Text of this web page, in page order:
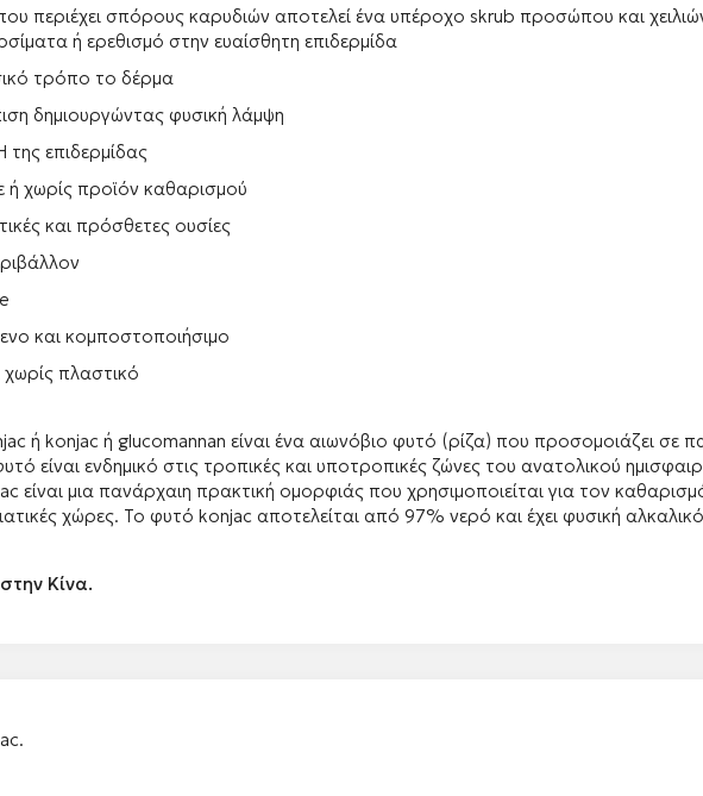
περιέχει σπόρους καρυδιών αποτελεί ένα υπέροχο skrub προσώπου και
ή ερεθισμό στην ευαίσθητη επιδερμίδα
τρόπο το δέρμα
δημιουργώντας φυσική λάμψη
της επιδερμίδας
ή χωρίς προϊόν καθαρισμού
και πρόσθετες ουσίες
και κομποστοποιήσιμο
πλαστικό
ή konjac ή glucomannan είναι ένα αιωνόβιο φυτό (ρίζα) που προσομοιάζει σε
είναι ενδημικό στις τροπικές και υποτροπικές ζώνες του ανατολικού
είναι μια πανάρχαιη πρακτική ομορφιάς που χρησιμοποιείται για τον
χώρες. Το φυτό konjac αποτελείται από 97% νερό και έχει φυσική
Κίνα.